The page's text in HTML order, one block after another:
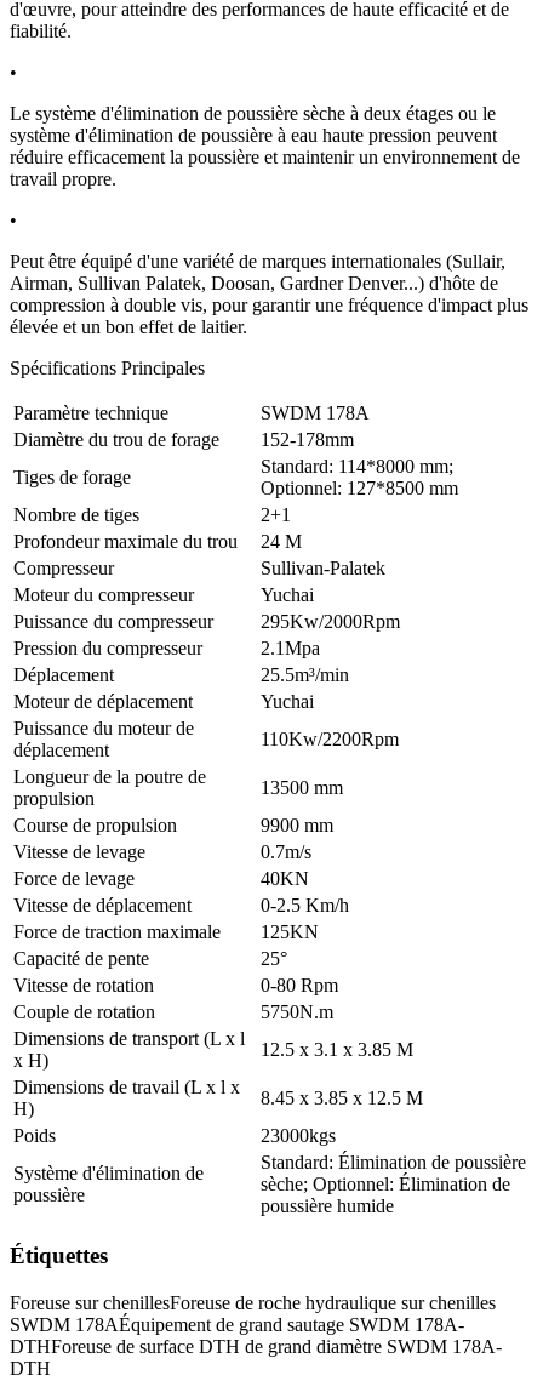
d'œuvre, pour atteindre des performances de haute efficacité et de
fiabilité.
•
Le système d'élimination de poussière sèche à deux étages ou le
système d'élimination de poussière à eau haute pression peuvent
réduire efficacement la poussière et maintenir un environnement de
travail propre.
•
Peut être équipé d'une variété de marques internationales (Sullair,
Airman, Sullivan Palatek, Doosan, Gardner Denver...) d'hôte de
compression à double vis, pour garantir une fréquence d'impact plus
élevée et un bon effet de laitier.
Spécifications Principales
Paramètre technique
SWDM 178A
Diamètre du trou de forage
152-178mm
Tiges de forage
Standard: 114*8000 mm;
Optionnel: 127*8500 mm
Nombre de tiges
2+1
Profondeur maximale du trou
24 M
Compresseur
Sullivan-Palatek
Moteur du compresseur
Yuchai
Puissance du compresseur
295Kw/2000Rpm
Pression du compresseur
2.1Mpa
Déplacement
25.5m³/min
Moteur de déplacement
Yuchai
Puissance du moteur de
déplacement
110Kw/2200Rpm
Longueur de la poutre de
propulsion
13500 mm
Course de propulsion
9900 mm
Vitesse de levage
0.7m/s
Force de levage
40KN
Vitesse de déplacement
0-2.5 Km/h
Force de traction maximale
125KN
Capacité de pente
25°
Vitesse de rotation
0-80 Rpm
Couple de rotation
5750N.m
Dimensions de transport (L x l
x H)
12.5 x 3.1 x 3.85 M
Dimensions de travail (L x l x
H)
8.45 x 3.85 x 12.5 M
Poids
23000kgs
Système d'élimination de
poussière
Standard: Élimination de poussière
sèche; Optionnel: Élimination de
poussière humide
Étiquettes
Foreuse sur chenillesForeuse de roche hydraulique sur chenilles
SWDM 178AÉquipement de grand sautage SWDM 178A-
DTHForeuse de surface DTH de grand diamètre SWDM 178A-
DTH